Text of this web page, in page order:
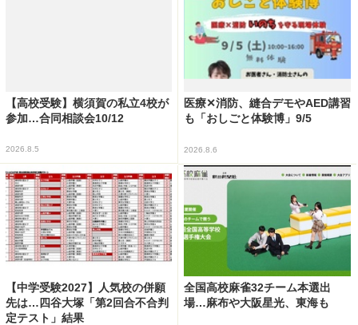
【高校受験】横須賀の私立4校が
参加…合同相談会10/12
2026.8.5
医療✕消防、縫合デモやAED講習
も「おしごと体験博」9/5
2026.8.6
【中学受験2027】人気校の併願
先は…四谷大塚「第2回合不合判
定テスト」結果
全国高校麻雀32チーム本選出
場…麻布や大阪星光、東海も